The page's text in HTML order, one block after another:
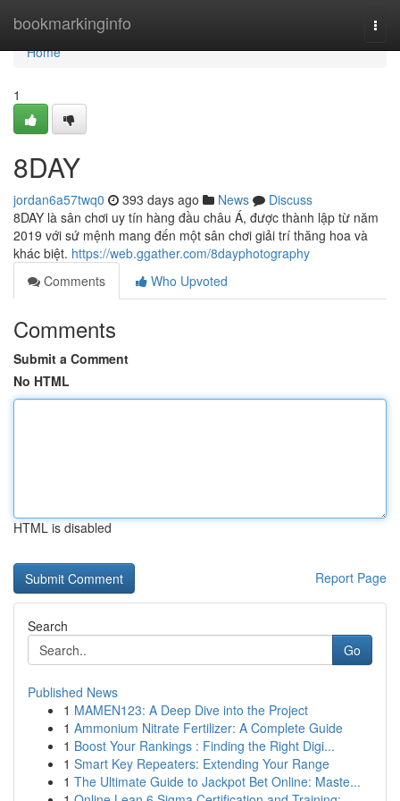
bookmarkinginfo
Home
Home
1
8DAY
jordan6a57twq0 393 days ago News
Discuss
8DAY là sân chơi uy tín hàng đầu châu Á, được thành lập từ năm
2019 với sứ mệnh mang đến một sân chơi giải trí thăng hoa và
khác biệt. https://web.ggather.com/8dayphotography
Comments
Who Upvoted
Comments
Submit a Comment
No HTML
HTML is disabled
Report Page
Search
Go
Published News
1 MAMEN123: A Deep Dive into the Project
1 Ammonium Nitrate Fertilizer: A Complete Guide
1 Boost Your Rankings : Finding the Right Digi...
1 Smart Key Repeaters: Extending Your Range
1 The Ultimate Guide to Jackpot Bet Online: Maste...